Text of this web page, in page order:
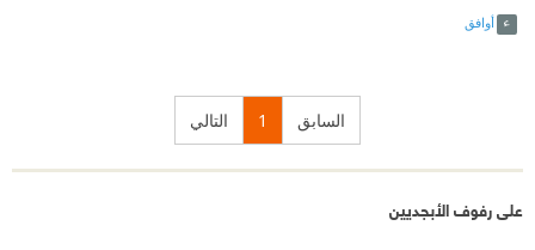
أوافق
السابق 1 التالي
على رفوف الأبجديين